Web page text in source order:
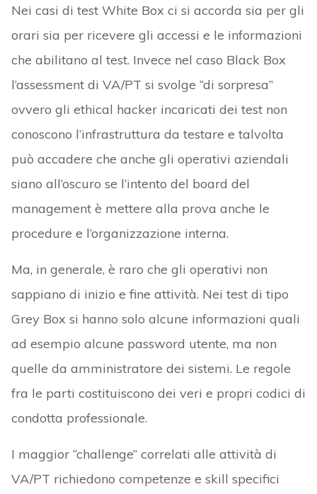
Nei casi di test White Box ci si accorda sia per gli
orari sia per ricevere gli accessi e le informazioni
che abilitano al test. Invece nel caso Black Box
l’assessment di VA/PT si svolge “di sorpresa”
ovvero gli ethical hacker incaricati dei test non
conoscono l’infrastruttura da testare e talvolta
può accadere che anche gli operativi aziendali
siano all’oscuro se l’intento del board del
management è mettere alla prova anche le
procedure e l’organizzazione interna.
Ma, in generale, è raro che gli operativi non
sappiano di inizio e fine attività. Nei test di tipo
Grey Box si hanno solo alcune informazioni quali
ad esempio alcune password utente, ma non
quelle da amministratore dei sistemi. Le regole
fra le parti costituiscono dei veri e propri codici di
condotta professionale.
I maggior “challenge” correlati alle attività di
VA/PT richiedono competenze e skill specifici